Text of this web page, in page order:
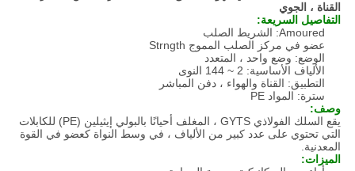
القناة ، الجوي
التفاصيل السريعة:
Amoured: الشريط الصلب
عضو في مركز الصلب المموج Strngth
الوضع: وضع واحد ، المتعدد
الألياف الأساسية: 2 ~ 144 النوى
التطبيق: القناة والهواء ، دفن المباشر
سترة: المواد PE
وصف:
يقع السلك الفولاذي GYTS ، المغلف أحيانًا بالبولي إيثيلين (PE) للكابلات
التي تحتوي على عدد كبير من الألياف ، في وسط النواة كعضو في القوة
المعدنية.
الميزات: